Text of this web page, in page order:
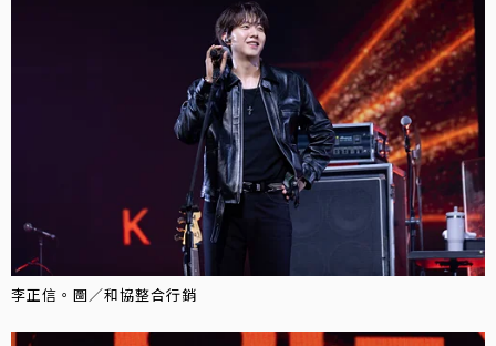
李正信。圖／和協整合行銷